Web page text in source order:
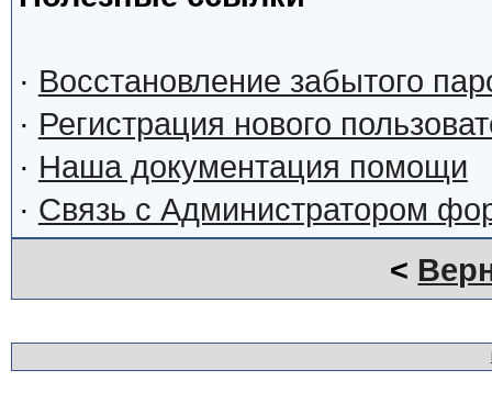
· Восстановление забытого
· Регистрация нового
· Наша документация помощи
· Связь с Администратором
<